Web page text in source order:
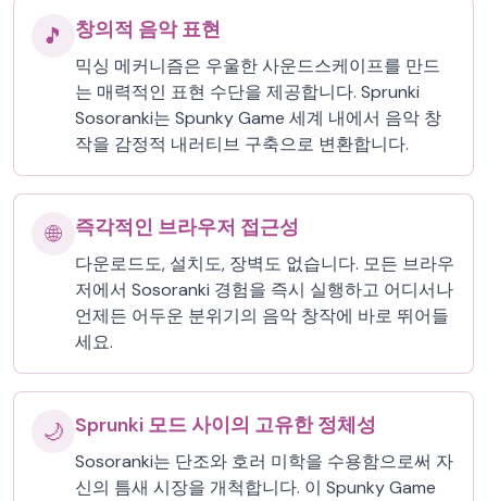
🎵 창의적 음악 표현
믹싱 메커니즘은 우울한 사운드스케이프를 만드
는 매력적인 표현 수단을 제공합니다. Sprunki
Sosoranki는 Spunky Game 세계 내에서 음악 창
작을 감정적 내러티브 구축으로 변환합니다.
🌐 즉각적인 브라우저 접근성
다운로드도, 설치도, 장벽도 없습니다. 모든 브라우
저에서 Sosoranki 경험을 즉시 실행하고 어디서나
언제든 어두운 분위기의 음악 창작에 바로 뛰어들
세요.
🌙 Sprunki 모드 사이의 고유한 정체성
Sosoranki는 단조와 호러 미학을 수용함으로써 자
신의 틈새 시장을 개척합니다. 이 Spunky Game